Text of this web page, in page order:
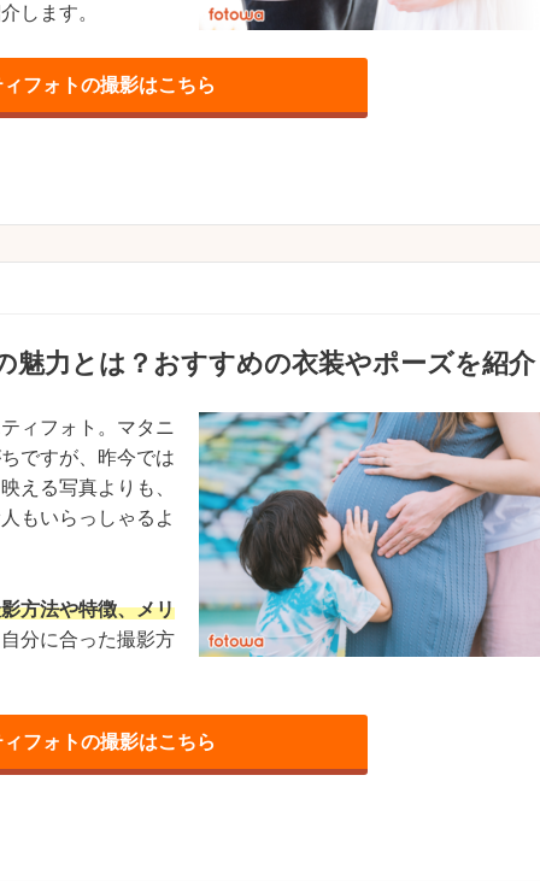
します。
フォトの撮影はこちら
力とは？おすすめの衣装やポーズを紹介
ィフォト。マタニ
ですが、昨今では
える写真よりも、
もいらっしゃるよ
方法や特徴、メリ
分に合った撮影方
フォトの撮影はこちら